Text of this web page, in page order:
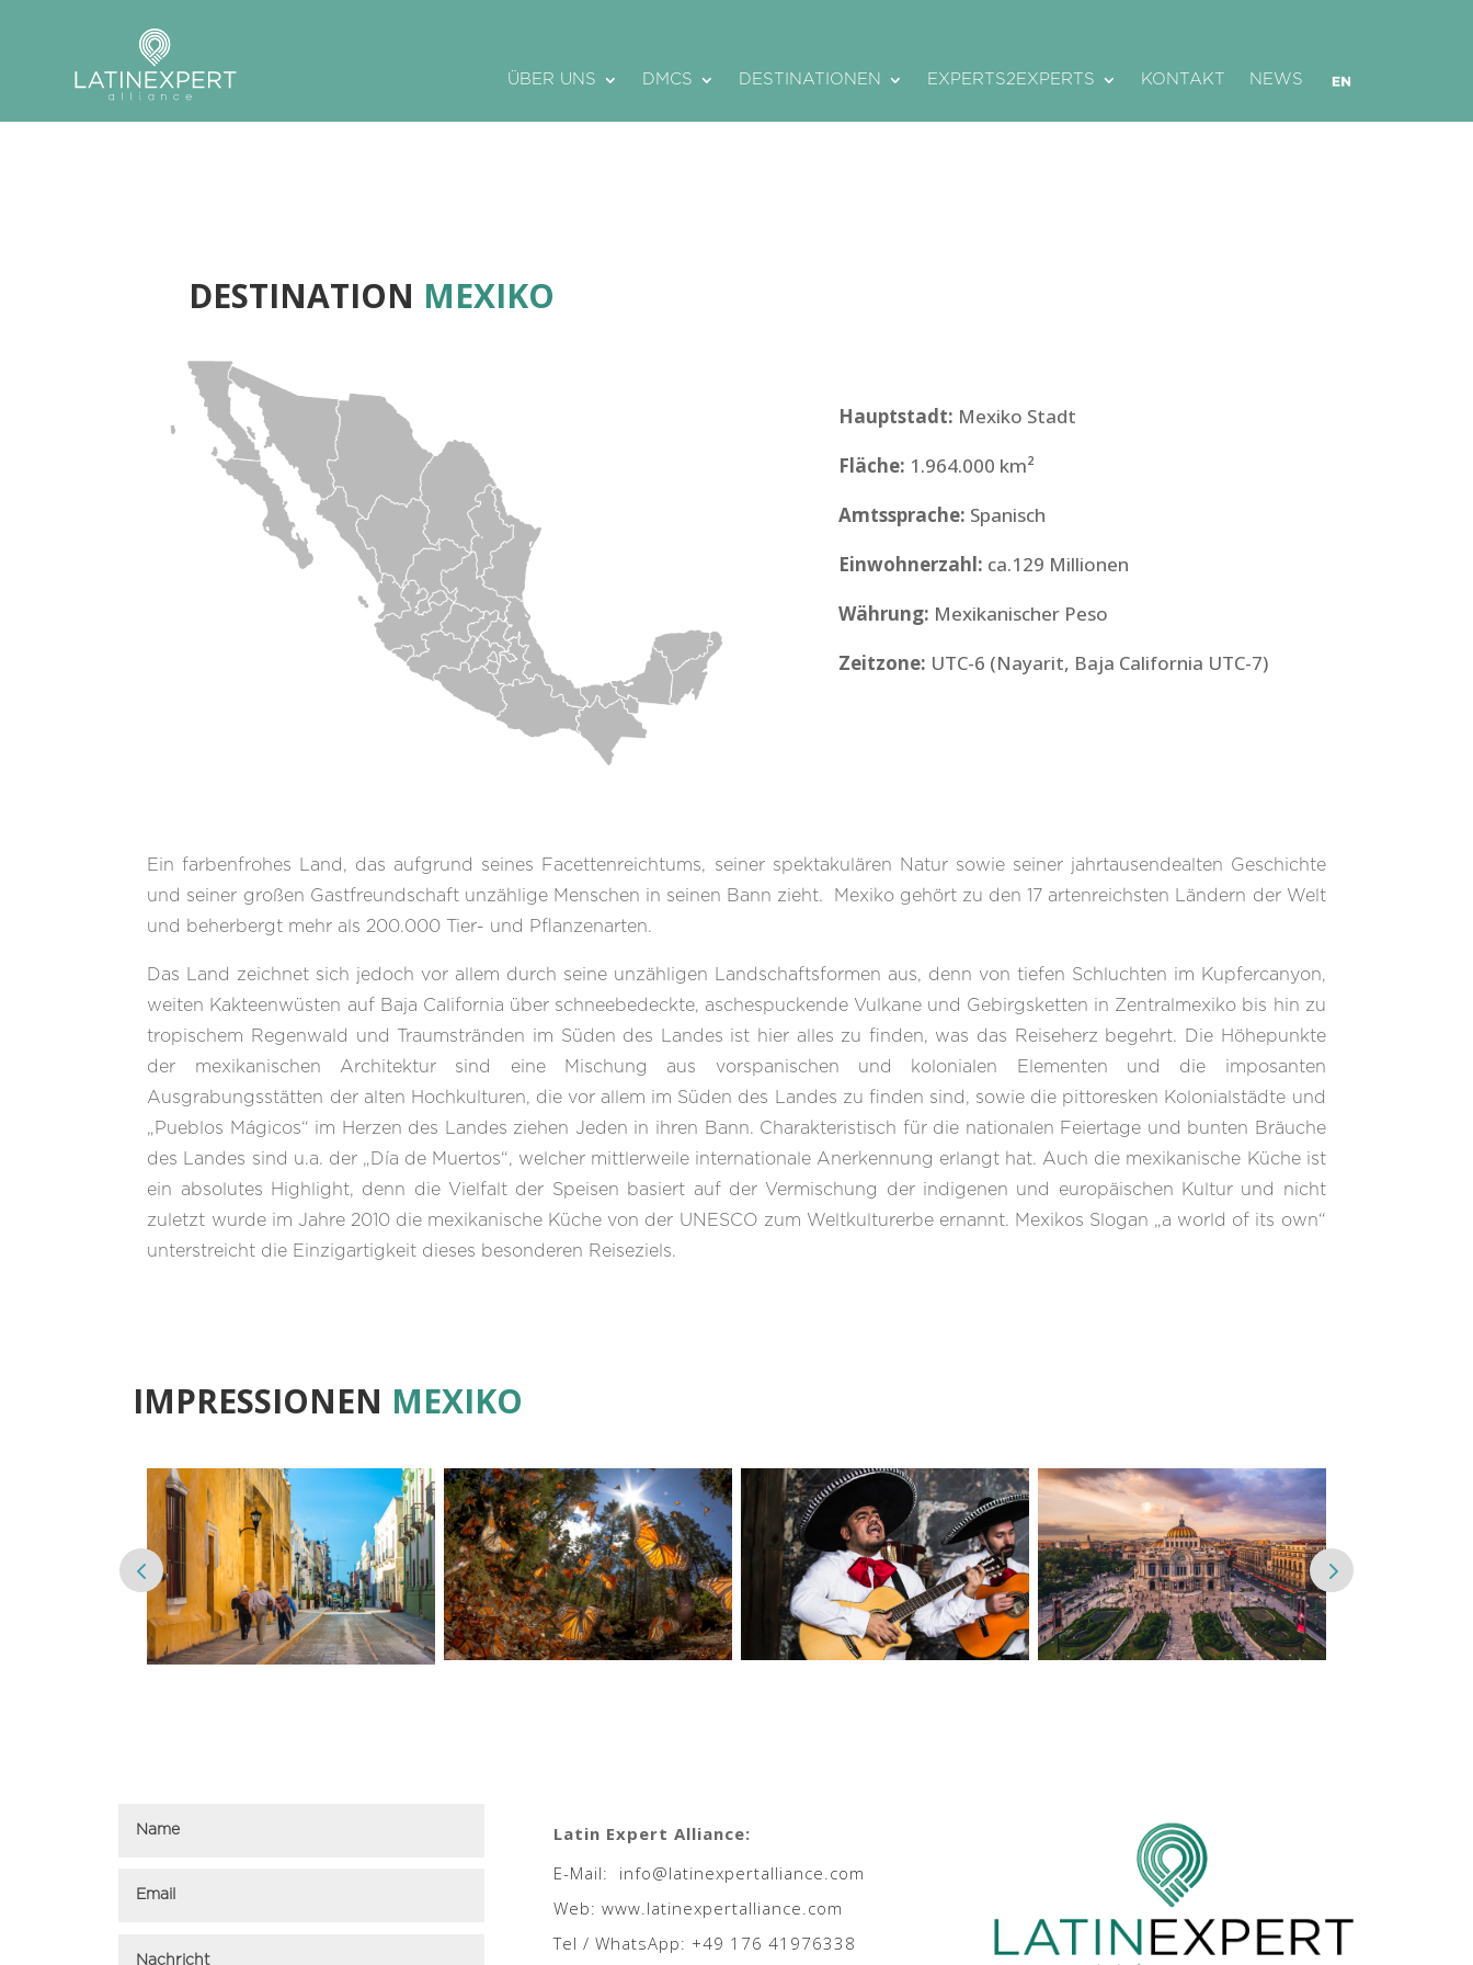
ÜBER UNS DMCS DESTINATIONEN EXPERTS2EXPERTS KONTAKT NEWS
DESTINATION MEXIKO
Hauptstadt: Mexiko Stadt
Fläche: 1.964.000 km²
Amtssprache: Spanisch
Einwohnerzahl: ca.129 Millionen
Währung: Mexikanischer Peso
Zeitzone: UTC-6 (Nayarit, Baja California UTC-7)
Ein farbenfrohes Land, das aufgrund seines Facettenreichtums, seiner spektakulären Natur sowie seiner jahrtausendealten Geschichte
und seiner großen Gastfreundschaft unzählige Menschen in seinen Bann zieht. Mexiko gehört zu den 17 artenreichsten Ländern der Welt
und beherbergt mehr als 200.000 Tier- und Pflanzenarten.
Das Land zeichnet sich jedoch vor allem durch seine unzähligen Landschaftsformen aus, denn von tiefen Schluchten im Kupfercanyon,
weiten Kakteenwüsten auf Baja California über schneebedeckte, aschespuckende Vulkane und Gebirgsketten in Zentralmexiko bis hin zu
tropischem Regenwald und Traumstränden im Süden des Landes ist hier alles zu finden, was das Reiseherz begehrt. Die Höhepunkte
der mexikanischen Architektur sind eine Mischung aus vorspanischen und kolonialen Elementen und die imposanten
Ausgrabungsstätten der alten Hochkulturen, die vor allem im Süden des Landes zu finden sind, sowie die pittoresken Kolonialstädte und
„Pueblos Mágicos“ im Herzen des Landes ziehen Jeden in ihren Bann. Charakteristisch für die nationalen Feiertage und bunten Bräuche
des Landes sind u.a. der „Día de Muertos“, welcher mittlerweile internationale Anerkennung erlangt hat. Auch die mexikanische Küche ist
ein absolutes Highlight, denn die Vielfalt der Speisen basiert auf der Vermischung der indigenen und europäischen Kultur und nicht
zuletzt wurde im Jahre 2010 die mexikanische Küche von der UNESCO zum Weltkulturerbe ernannt. Mexikos Slogan „a world of its own“
unterstreicht die Einzigartigkeit dieses besonderen Reiseziels.
IMPRESSIONEN MEXIKO
Latin Expert Alliance:
E-Mail: info@latinexpertalliance.com
Web: www.latinexpertalliance.com
Tel / WhatsApp: +49 176 41976338